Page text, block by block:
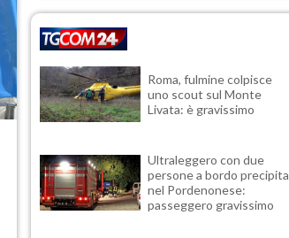
Roma, fulmine colpisce
uno scout sul Monte
Livata: è gravissimo
Ultraleggero con due
persone a bordo precipita
nel Pordenonese:
passeggero gravissimo